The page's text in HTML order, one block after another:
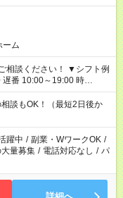
ーム
ださい！ ▼シフト例
遅番 10:00～19:00 時
ートがいい」 「お昼の時
あれば教えてください
談もOK！（最短2日後か
躍中 / 副業・WワークOK /
量募集 / 電話対応なし / パ